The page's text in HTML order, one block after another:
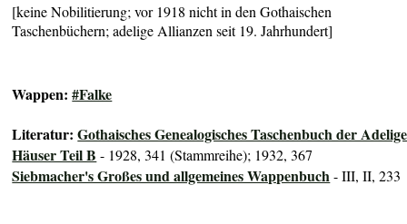
[keine Nobilitierung; vor 1918 nicht in den Gothaischen
Taschenbüchern; adelige Allianzen seit 19. Jahrhundert]
Wappen:#Falke
Literatur:Gothaisches Genealogisches Taschenbuch der
Häuser Teil B - 1928, 341 (Stammreihe); 1932, 367
Siebmacher's Großes und allgemeines Wappenbuch- III, II, 233